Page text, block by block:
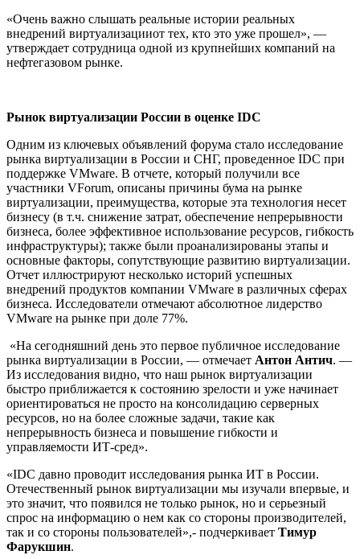
«Очень важно слышать реальные истории реальных
внедрений виртуализацииот тех, кто это уже прошел», —
утверждает сотрудница одной из крупнейших компаний на
нефтегазовом рынке.
Рынок виртуализации России в оценке IDC
Одним из ключевых объявлений форума стало исследование
рынка виртуализации в России и СНГ, проведенное IDC при
поддержке VMware. В отчете, который получили все
участники VForum, описаны причины бума на рынке
виртуализации, преимущества, которые эта технология несет
бизнесу (в т.ч. снижение затрат, обеспечение непрерывности
бизнеса, более эффективное использование ресурсов, гибкость
инфраструктуры); также были проанализированы этапы и
основные факторы, сопутствующие развитию виртуализации.
Отчет иллюстрируют несколько историй успешных
внедрений продуктов компании VMware в различных сферах
бизнеса. Исследователи отмечают абсолютное лидерство
VMware на рынке при доле 77%.
«На сегодняшний день это первое публичное исследование
рынка виртуализации в России, — отмечает Антон Антич. —
Из исследования видно, что наш рынок виртуализации
быстро приближается к состоянию зрелости и уже начинает
ориентироваться не просто на консолидацию серверных
ресурсов, но на более сложные задачи, такие как
непрерывность бизнеса и повышение гибкости и
управляемости ИТ-сред».
«IDC давно проводит исследования рынка ИТ в России.
Отечественный рынок виртуализации мы изучали впервые, и
это значит, что появился не только рынок, но и серьезный
спрос на информацию о нем как со стороны производителей,
так и со стороны пользователей»,- подчеркивает Тимур
Фарукшин.